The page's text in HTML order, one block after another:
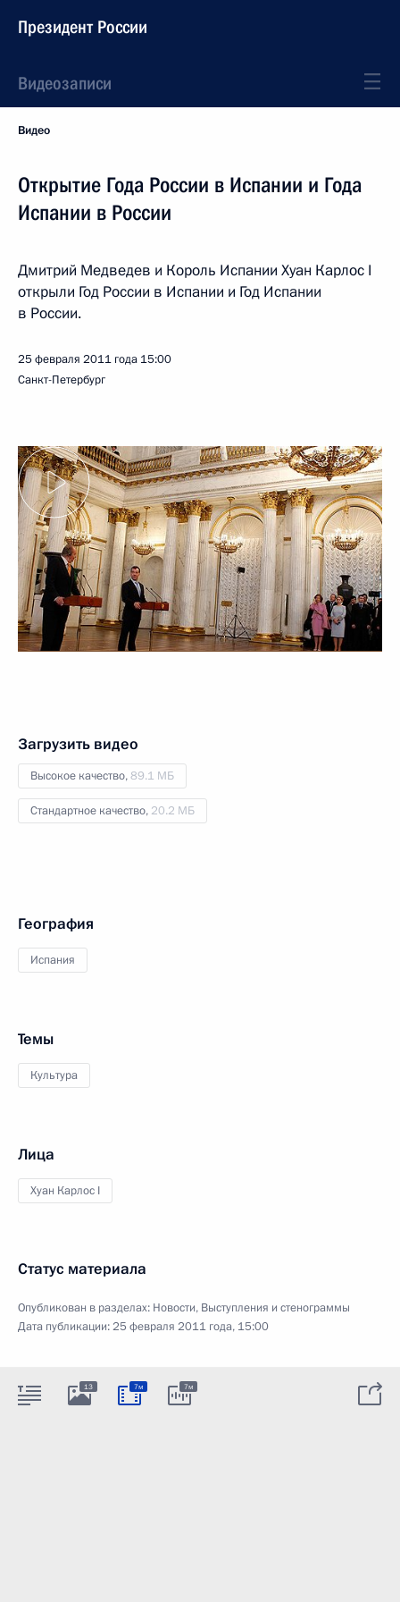
Президент России
Видеозаписи
Видео
Открытие Года России в Испании и Года
Испании в России
Дмитрий Медведев и Король Испании Хуан Карлос I
открыли Год России в Испании и Год Испании
в России.
25 февраля 2011 года 15:00
Санкт-Петербург
Загрузить видео
Высокое качество,89.1 МБ
Стандартное качество, 20.2 МБ
География
Испания
Темы
Культура
Лица
Хуан Карлос I
Статус материала
Опубликован в разделах: Новости, Выступления и стенограммы
Дата публикации:25 февраля 2011 года, 15:00
13 7м 7м